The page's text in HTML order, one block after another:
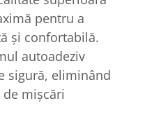
pentru a
și confortabilă.
autoadeziv
sigură, eliminând
mișcări